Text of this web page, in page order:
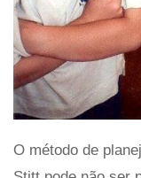
O método de